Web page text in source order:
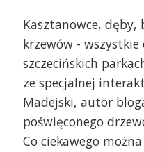
Kasztanowce,
krzewów -
szczecińskich
ze specjalnej
Madejski, autor
poświęconego
Co ciekawego